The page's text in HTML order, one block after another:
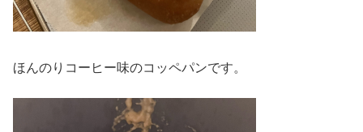
ほんのりコーヒー味のコッペパンです。